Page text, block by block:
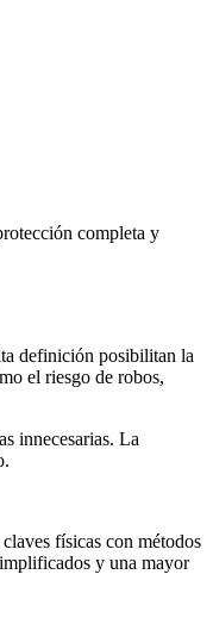
completa y
definición posibilitan la
el riesgo de robos,
innecesarias. La
físicas con métodos
y una mayor